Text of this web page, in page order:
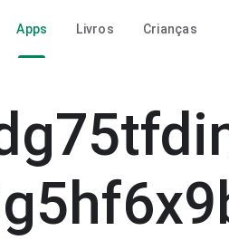
Apps Livros Crianças